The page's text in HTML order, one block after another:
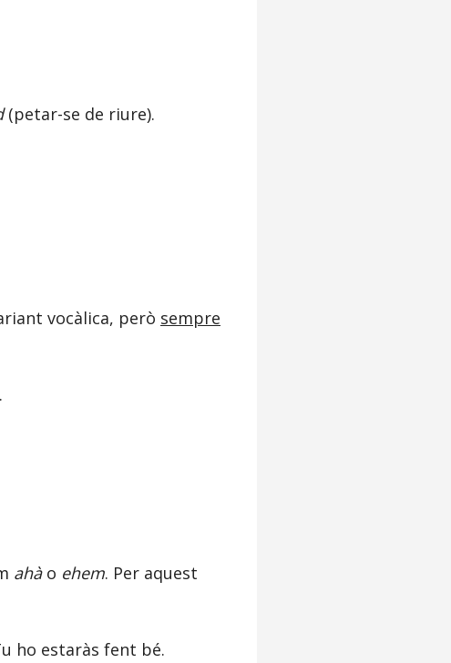
(petar-se de riure).
vocàlica, però sempre
ahào ehem. Per aquest
ho estaràs fent bé.